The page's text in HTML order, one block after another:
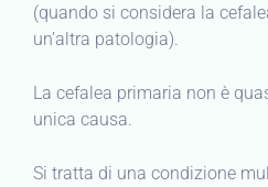
(quando si considera la
un’altra patologia).
La cefalea primaria non è
unica causa.
Si tratta di una condizione